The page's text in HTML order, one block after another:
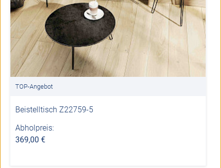
TOP-Angebot
Beistelltisch Z22759-5
Abholpreis:
369,00 €